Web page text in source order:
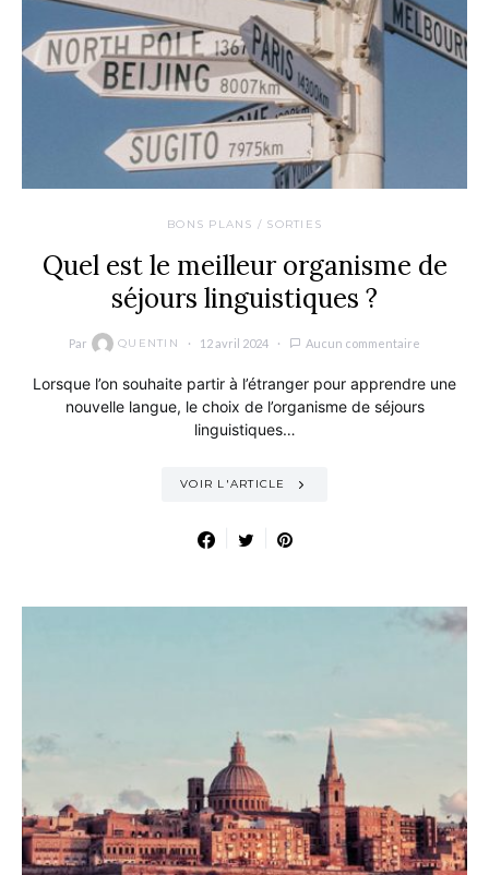
BONS PLANS / SORTIES
Quel est le meilleur organisme de
séjours linguistiques ?
Par QUENTIN 12 avril 2024 Aucun commentaire
Lorsque l’on souhaite partir à l’étranger pour apprendre une
nouvelle langue, le choix de l’organisme de séjours
linguistiques…
VOIR L'ARTICLE